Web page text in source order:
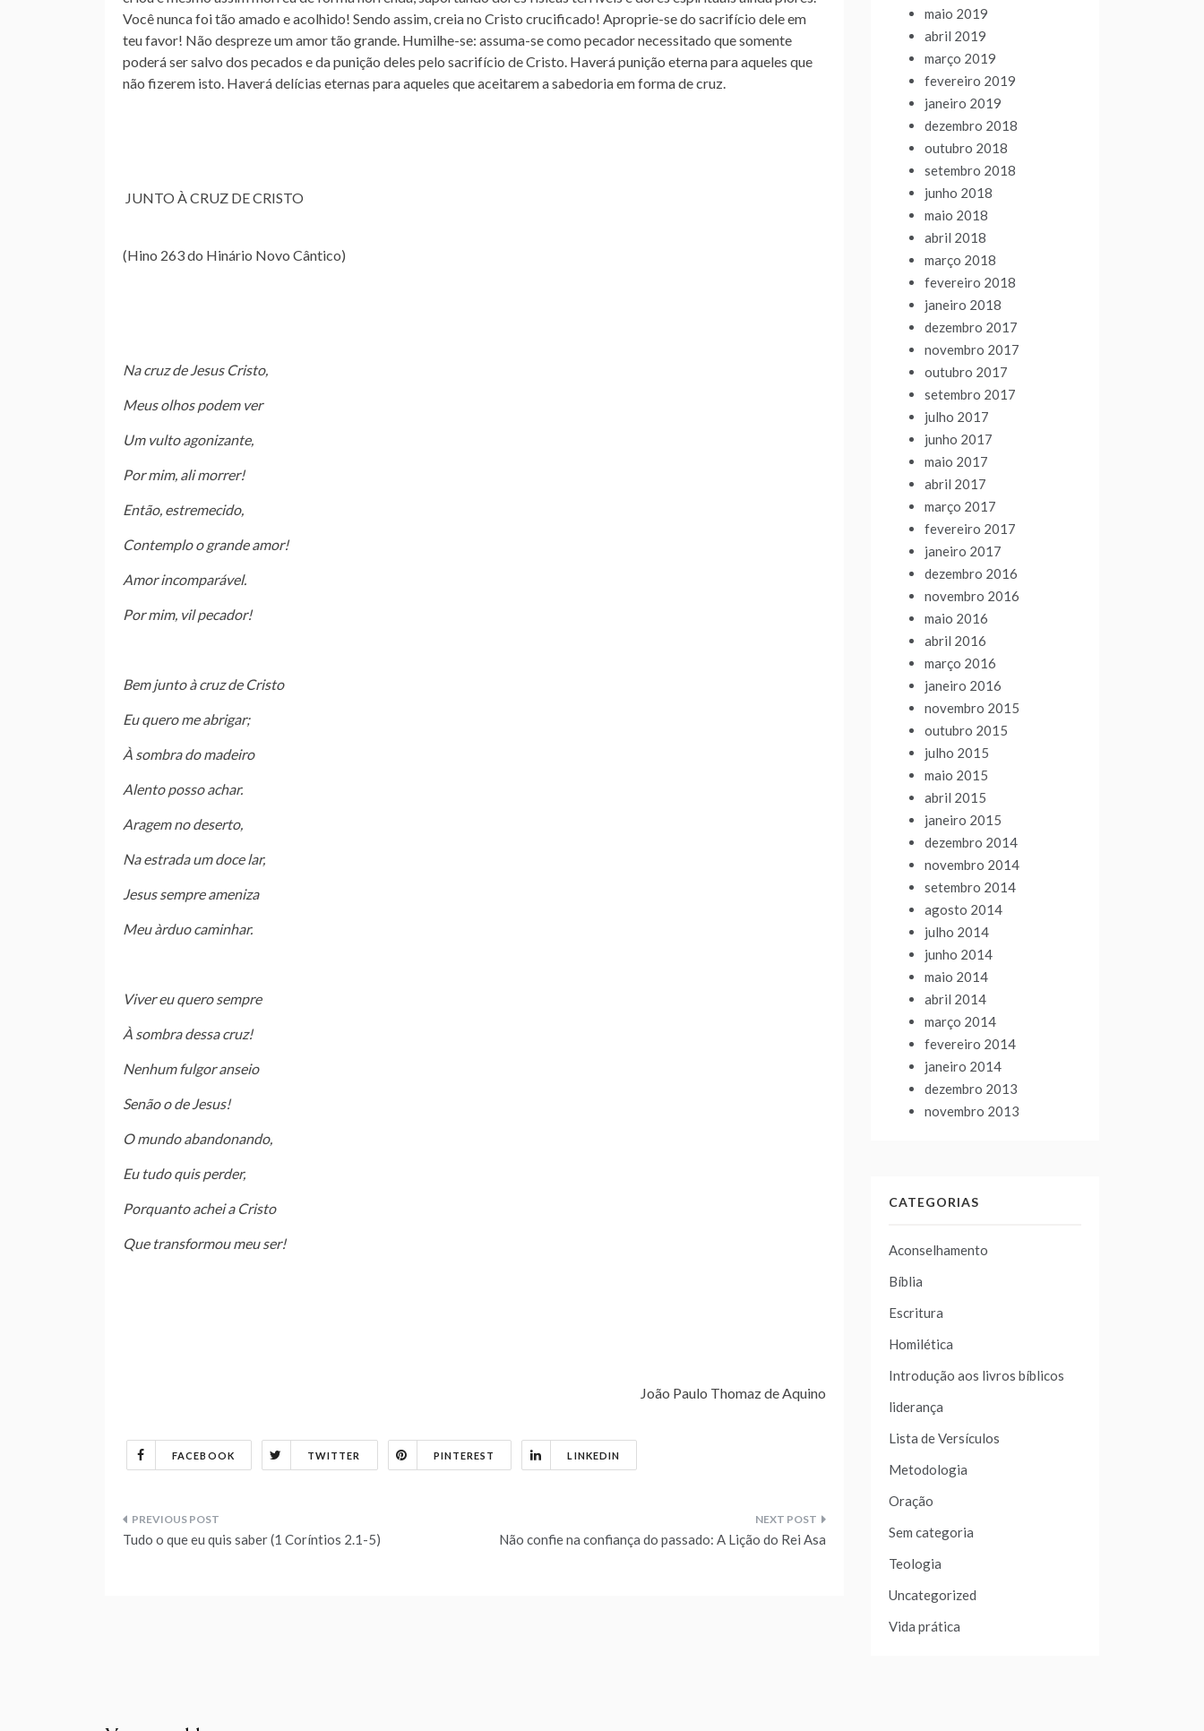
Você nunca foi tão amado e acolhido! Sendo assim, creia no Cristo crucificado! Aproprie-se do sacrifício dele em
teu favor! Não despreze um amor tão grande. Humilhe-se: assuma-se como pecador necessitado que somente
poderá ser salvo dos pecados e da punição deles pelo sacrifício de Cristo. Haverá punição eterna para aqueles que
não fizerem isto. Haverá delícias eternas para aqueles que aceitarem a sabedoria em forma de cruz.
JUNTO À CRUZ DE CRISTO
(Hino 263 do Hinário Novo Cântico)
Na cruz de Jesus Cristo,
Meus olhos podem ver
Um vulto agonizante,
Por mim, ali morrer!
Então, estremecido,
Contemplo o grande amor!
Amor incomparável.
Por mim, vil pecador!
Bem junto à cruz de Cristo
Eu quero me abrigar;
À sombra do madeiro
Alento posso achar.
Aragem no deserto,
Na estrada um doce lar,
Jesus sempre ameniza
Meu àrduo caminhar.
Viver eu quero sempre
À sombra dessa cruz!
Nenhum fulgor anseio
Senão o de Jesus!
O mundo abandonando,
Eu tudo quis perder,
Porquanto achei a Cristo
Que transformou meu ser!
João Paulo Thomaz de Aquino
FACEBOOK TWITTER PINTEREST LINKEDIN
Navegação
Tudo o que eu quis saber (1 Coríntios 2.1-5) Não confie na confiança do passado: A Lição do Rei Asa
maio 2019
abril 2019
março 2019
fevereiro 2019
janeiro 2019
dezembro 2018
outubro 2018
setembro 2018
junho 2018
maio 2018
abril 2018
março 2018
fevereiro 2018
janeiro 2018
dezembro 2017
novembro 2017
outubro 2017
setembro 2017
julho 2017
junho 2017
maio 2017
abril 2017
março 2017
fevereiro 2017
janeiro 2017
dezembro 2016
novembro 2016
maio 2016
abril 2016
março 2016
janeiro 2016
novembro 2015
outubro 2015
julho 2015
maio 2015
abril 2015
janeiro 2015
dezembro 2014
novembro 2014
setembro 2014
agosto 2014
julho 2014
junho 2014
maio 2014
abril 2014
março 2014
fevereiro 2014
janeiro 2014
dezembro 2013
novembro 2013
CATEGORIAS
Aconselhamento
Bíblia
Escritura
Homilética
Introdução aos livros bíblicos
liderança
Lista de Versículos
Metodologia
Oração
Sem categoria
Teologia
Uncategorized
Vida prática